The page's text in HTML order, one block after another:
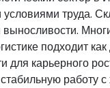
труда.
подходит
для карьерного
работу